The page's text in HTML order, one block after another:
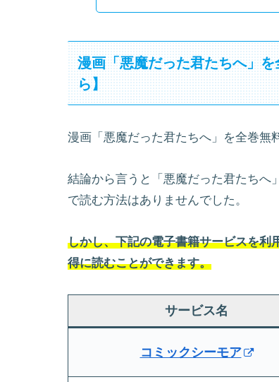
漫画「悪魔だった君たちへ」
ら】
漫画「悪魔だった君たちへ」を全巻無
結論から言うと「悪魔だった君たちへ
で読む方法はありませんでした。
しかし、下記の電子書籍サービスを利
得に読むことができます。
サービス名
コミックシーモア